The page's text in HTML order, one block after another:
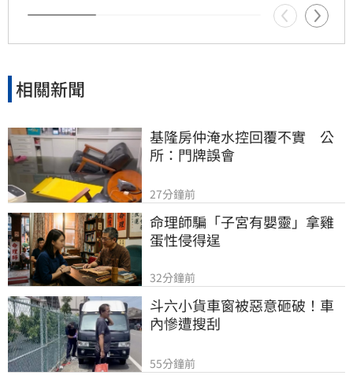
相關新聞
基隆房仲淹水控回覆不實　公
所：門牌誤會
27分鐘前
命理師騙「子宮有嬰靈」拿雞
蛋性侵得逞
32分鐘前
斗六小貨車窗被惡意砸破！車
內慘遭搜刮
55分鐘前